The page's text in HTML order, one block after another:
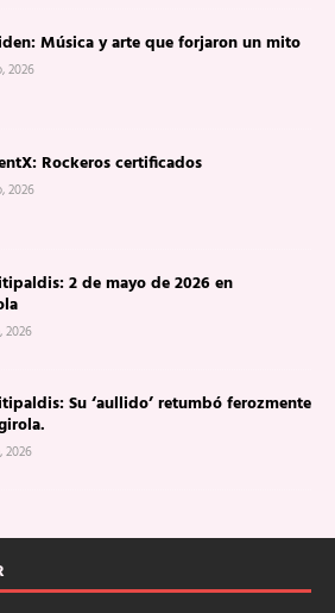
Música y arte que forjaron un mito
2026
Rockeros certificados
2026
2 de mayo de 2026 en
2026
Su ‘aullido’ retumbó ferozmente
2026